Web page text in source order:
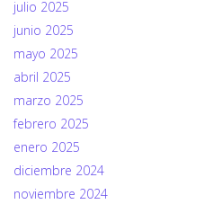
julio 2025
junio 2025
mayo 2025
abril 2025
marzo 2025
febrero 2025
enero 2025
diciembre 2024
noviembre 2024